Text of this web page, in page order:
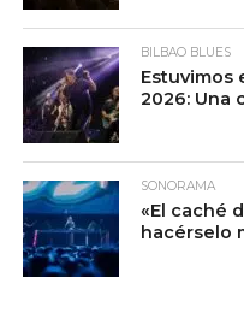
BILBAO BLUES
Estuvimos
2026: Una
SONORAMA
«El caché
hacérselo